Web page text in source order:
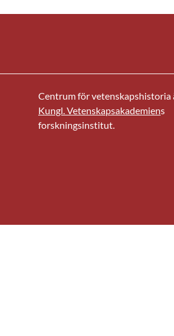
Centrum för vetenskapshistoria
Kungl. Vetenskapsakademiens
forskningsinstitut.